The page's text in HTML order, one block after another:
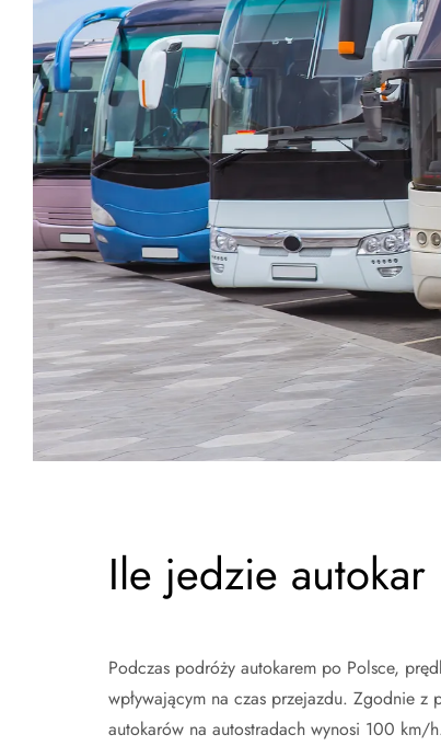
Ile jedzie
Podczas podróży autokarem po Polsce,
wpływającym na czas przejazdu. Zgodnie
autokarów na autostradach wynosi 100 km/